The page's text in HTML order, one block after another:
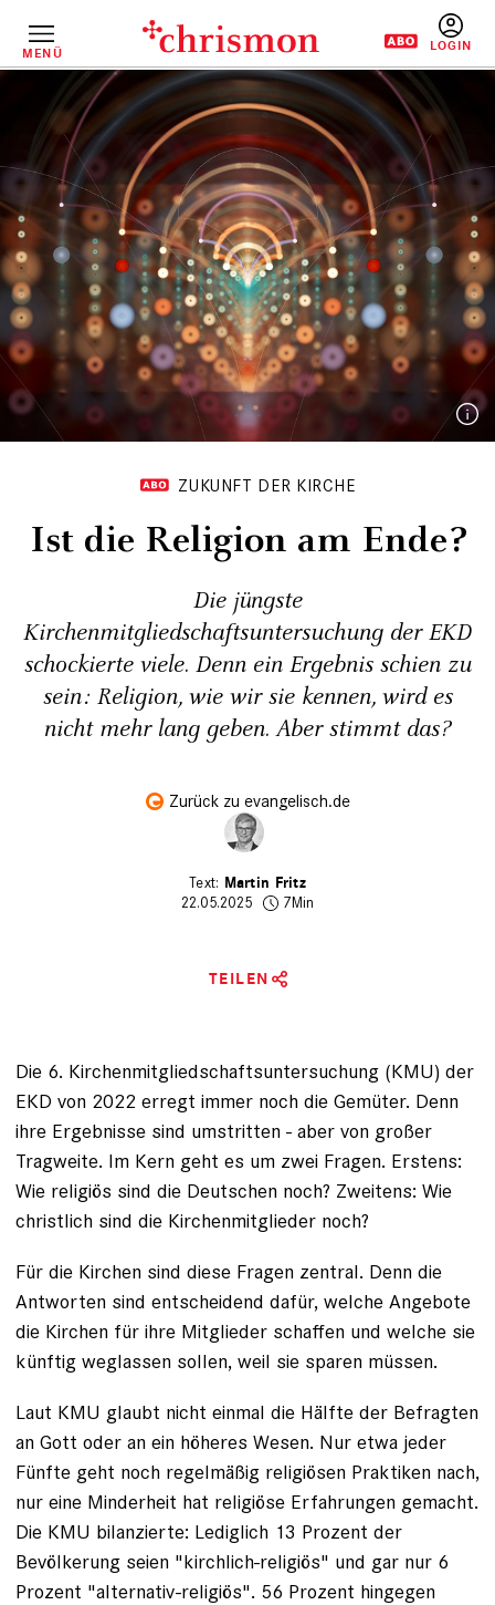
InhaltMENÜ
ZUKUNFT DER KIRCHE
Ist die Religion am Ende?
Die jüngste
Kirchenmitgliedschaftsuntersuchung der EKD
schockierte viele. Denn ein Ergebnis schien zu
sein: Religion, wie wir sie kennen, wird es
nicht mehr lang geben. Aber stimmt das?
Zurück zu evangelisch.de
Martin Fritz
22.05.2025
7Min
TEILEN
Die 6. Kirchenmitgliedschaftsuntersuchung (KMU) der
EKD von 2022 erregt immer noch die Gemüter. Denn
ihre Ergebnisse sind umstritten - aber von großer
Tragweite. Im Kern geht es um zwei Fragen. Erstens:
Wie religiös sind die Deutschen noch? Zweitens: Wie
christlich sind die Kirchenmitglieder noch?
Für die Kirchen sind diese Fragen zentral. Denn die
Antworten sind entscheidend dafür, welche Angebote
die Kirchen für ihre Mitglieder schaffen und welche sie
künftig weglassen sollen, weil sie sparen müssen.
Laut KMU glaubt nicht einmal die Hälfte der Befragten
an Gott oder an ein höheres Wesen. Nur etwa jeder
Fünfte geht noch regelmäßig religiösen Praktiken nach,
nur eine Minderheit hat religiöse Erfahrungen gemacht.
Die KMU bilanzierte: Lediglich 13 Prozent der
Bevölkerung seien "kirchlich-religiös" und gar nur 6
Prozent "alternativ-religiös". 56 Prozent hingegen